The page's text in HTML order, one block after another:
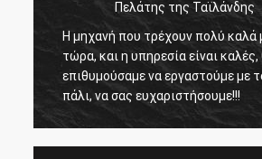
Ταϊλάνδης
πολύ καλά μέχρι
είναι καλές, θα
με τους
Μέσα σε
μηχανή 3
εργαστούμε